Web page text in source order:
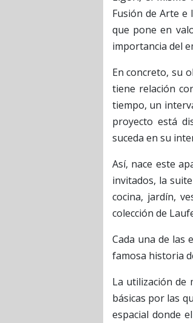
Fusión de Arte e
que pone en
importancia del
En concreto, su
tiene relación
tiempo, un
proyecto está
suceda en su
Así, nace este
invitados, la
cocina, jardín,
colección de
Cada una de las
famosa historia
La utilización de
básicas por las
espacial donde